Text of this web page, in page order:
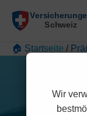
🏠 Startseite /
Wir